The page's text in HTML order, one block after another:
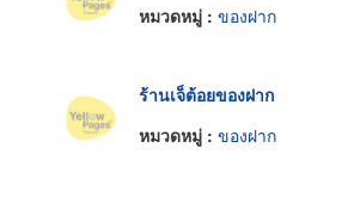
หมวดหมู่ : ของฝาก
ร้านเจ็ต้อยของฝาก
หมวดหมู่ : ของฝาก